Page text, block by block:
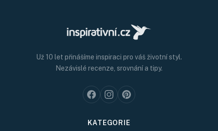
Už 10 let přinášíme inspiraci pro váš životní styl.
Nezávislé recenze, srovnání a tipy.
KATEGORIE